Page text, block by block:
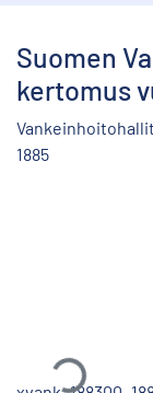
Suomen
kertomus
1885
Ladataan...